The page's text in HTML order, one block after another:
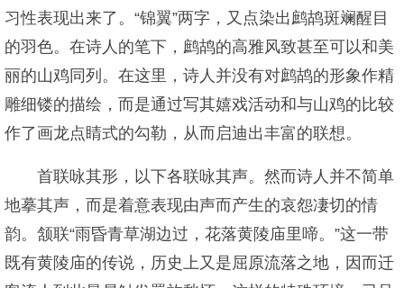
习性表现出来了。“锦翼”两字，又点染出鹧鸪斑斓醒目
的羽色。在诗人的笔下，鹧鸪的高雅风致甚至可以和美
丽的山鸡同列。在这里，诗人并没有对鹧鸪的形象作精
雕细镂的描绘，而是通过写其嬉戏活动和与山鸡的比较
作了画龙点睛式的勾勒，从而启迪出丰富的联想。
首联咏其形，以下各联咏其声。然而诗人并不简单
地摹其声，而是着意表现由声而产生的哀怨凄切的情
韵。颔联“雨昏青草湖边过，花落黄陵庙里啼。”这一带
既有黄陵庙的传说，历史上又是屈原流落之地，因而迁